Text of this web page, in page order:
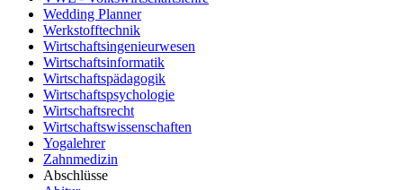
Wedding Planner
Werkstofftechnik
Wirtschaftsingenieurwesen
Wirtschaftsinformatik
Wirtschaftspädagogik
Wirtschaftspsychologie
Wirtschaftsrecht
Wirtschaftswissenschaften
Yogalehrer
Zahnmedizin
Abschlüsse